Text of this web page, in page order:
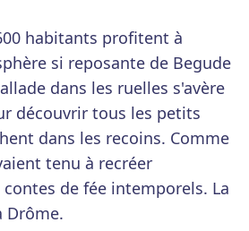
habitants profitent à
si reposante de Begude
dans les ruelles s'avère
découvrir tous les petits
dans les recoins. Comme
tenu à recréer
de fée intemporels. La
Drôme.